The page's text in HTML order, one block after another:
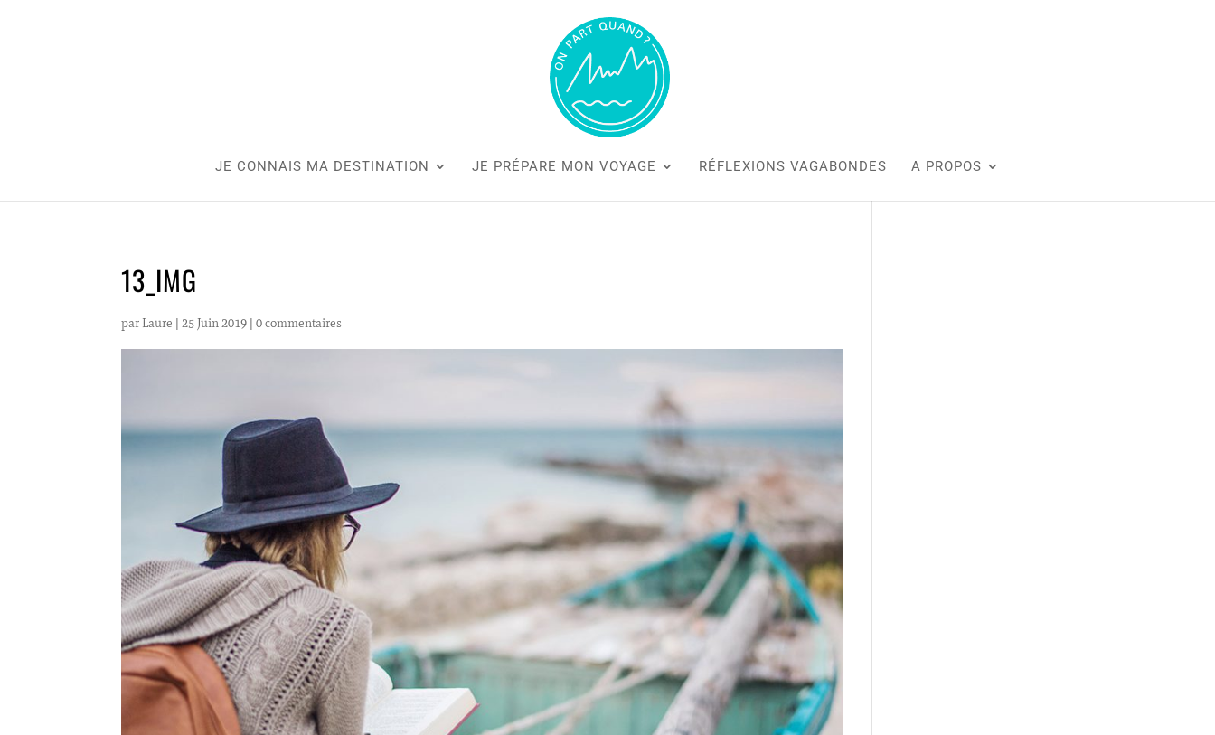
JE CONNAIS MA DESTINATION JE PRÉPARE MON VOYAGE RÉFLEXIONS VAGABONDES A PROPOS
13_IMG
par Laure |25 Juin 2019 |0 commentaires